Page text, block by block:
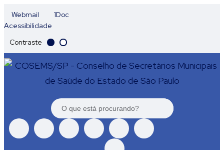
Webmail
1Doc
Acessibilidade
Contraste